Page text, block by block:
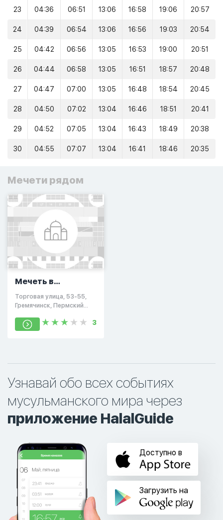
23 04:36 06:51 13:06 16:58 19:06 20:57
24 04:39 06:54 13:06 16:56 19:03 20:54
25 04:42 06:56 13:05 16:53 19:00 20:51
26 04:44 06:58 13:05 16:51 18:57 20:48
27 04:47 07:00 13:05 16:48 18:54 20:45
28 04:50 07:02 13:04 16:46 18:51 20:41
29 04:52 07:05 13:04 16:43 18:49 20:38
30 04:55 07:07 13:04 16:41 18:46 20:35
Мечети рядом
Мечеть в
Гремячинск
Торговая улица, 53-55,
Гремячинск, Пермский
3
Узнавай обо всех событиях
мусульманского мира через
приложение HalalGuide
Доступно в
Загрузить на